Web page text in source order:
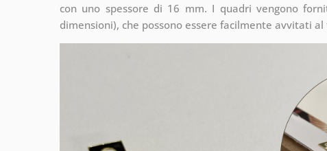
con uno spessore di 16 mm. I quadri vengono
dimensioni), che possono essere facilmente avvitati